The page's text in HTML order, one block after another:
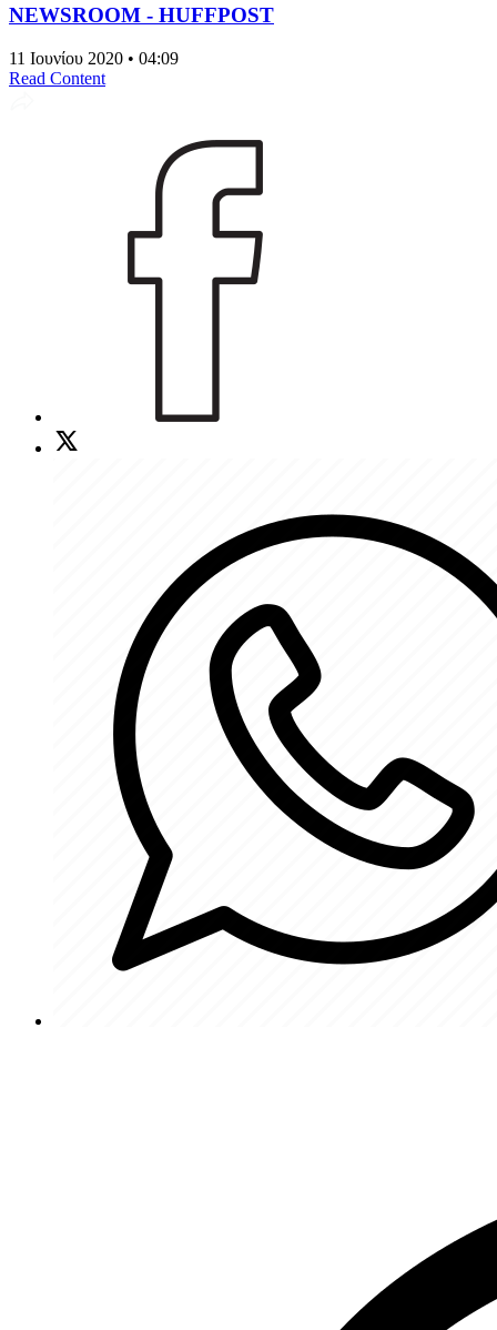
NEWSROOM - HUFFPOST
11 Ιουνίου 2020 • 04:09
Read Content